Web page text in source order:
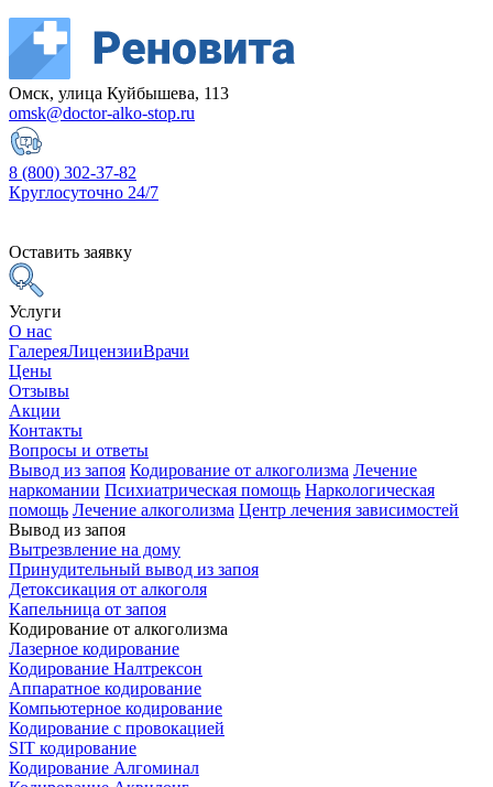
Омск, улица Куйбышева, 113
omsk@doctor-alko-stop.ru
8 (800) 302-37-82
Круглосуточно 24/7
Оставить заявку
Услуги
О нас
ГалереяЛицензииВрачи
Цены
Отзывы
Акции
Контакты
Вопросы и ответы
Вывод из запоя Кодирование от алкоголизма Лечение
наркомании Психиатрическая помощь Наркологическая
помощь Лечение алкоголизма Центр лечения зависимостей
Вывод из запоя
Вытрезвление на дому
Принудительный вывод из запоя
Детоксикация от алкоголя
Капельница от запоя
Кодирование от алкоголизма
Лазерное кодирование
Кодирование Налтрексон
Аппаратное кодирование
Компьютерное кодирование
Кодирование с провокацией
SIT кодирование
Кодирование Алгоминал